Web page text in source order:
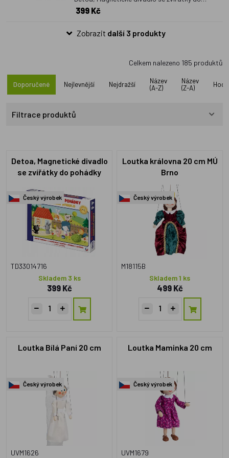
pohádky
399 Kč
Zobrazit další 3 produkty
Celkem nalezeno 185 produktů
Doporučené Nejlevnější Nejdražší
Název
(A-Z)
Název
(Z-A)
Filtrace produktů
Detoa, Magnetické divadlo
se zvířátky do pohádky
Český výrobek
TD33014716
Skladem 3 ks
399 Kč
Loutka královna 20 cm MÚ
Brno
Český výrobek
M18115B
Skladem 1 ks
499 Kč
Loutka Bílá Paní 20 cm
Český výrobek
UVM1626
Loutka Maminka 20 cm
Český výrobek
UVM1679